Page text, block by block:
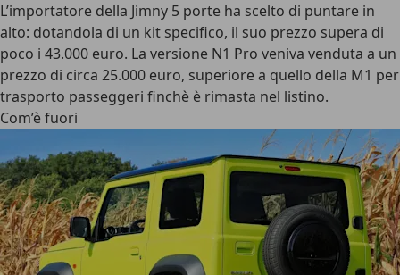
L’importatore della Jimny 5 porte ha scelto di puntare in
alto: dotandola di un kit specifico, il suo prezzo supera di
poco i 43.000 euro. La versione N1 Pro veniva venduta a un
prezzo di circa 25.000 euro, superiore a quello della M1 per
trasporto passeggeri finchè è rimasta nel listino.
Com’è fuori